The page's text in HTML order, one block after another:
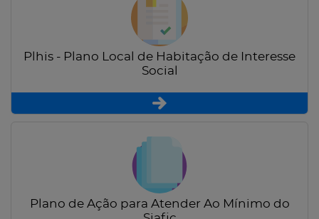
Plhis - Plano Local de Habitação de Interesse
Social
Plano de Ação para Atender Ao Mínimo do